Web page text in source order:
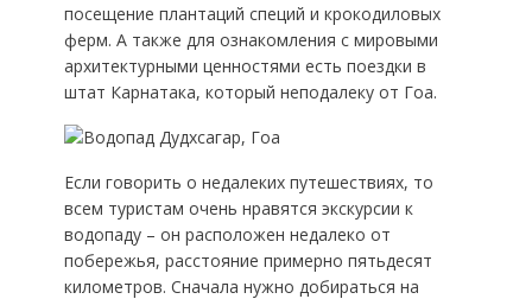
посещение плантаций специй и крокодиловых
ферм. А также для ознакомления с мировыми
архитектурными ценностями есть поездки в
штат Карнатака, который неподалеку от Гоа.
Если говорить о недалеких путешествиях, то
всем туристам очень нравятся экскурсии к
водопаду – он расположен недалеко от
побережья, расстояние примерно пятьдесят
километров. Сначала нужно добираться на